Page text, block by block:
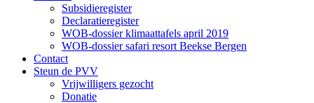
Subsidieregister
Declaratieregister
WOB-dossier klimaattafels april 2019
WOB-dossier safari resort Beekse Bergen
Contact
Steun de PVV
Vrijwilligers gezocht
Donatie